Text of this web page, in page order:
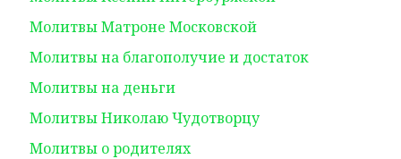
Молитвы Матроне Московской
Молитвы на благополучие и достаток
Молитвы на деньги
Молитвы Николаю Чудотворцу
Молитвы о родителях